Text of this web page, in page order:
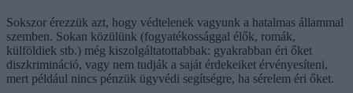
Sokszor érezzük azt, hogy védtelenek vagyunk a hatalmas állammal
szemben. Sokan közülünk (fogyatékossággal élők, romák,
külföldiek stb.) még kiszolgáltatottabbak: gyakrabban éri őket
diszkrimináció, vagy nem tudják a saját érdekeiket érvényesíteni,
mert például nincs pénzük ügyvédi segítségre, ha sérelem éri őket.